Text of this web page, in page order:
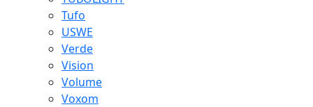
Tufo
USWE
Verde
Vision
Volume
Voxom